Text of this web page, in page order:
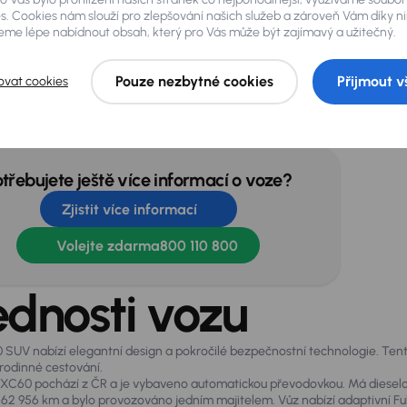
světlomety Dešťový senzor
ještě více informací o voze?
Zjistit více informací
Volejte zdarma800 110 800
vozu
SUV nabízí elegantní design a pokročilé bezpečnostní technologie.
cestování.
pochází z ČR a je vybaveno automatickou převodovkou. Má
956 km a bylo provozováno jedním majitelem. Vůz nabízí adaptivní
Cookies nám slouží pro zlepšování našich služeb a zároveň Vám díky
lépe nabídnout obsah, který pro Vás může být zajímavý a užitečný.
cookies Pouze nezbytné cookies Přijmout